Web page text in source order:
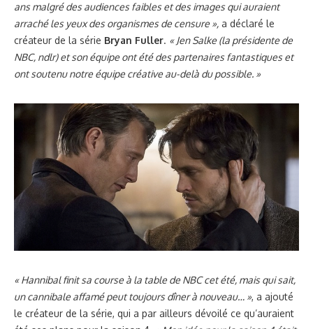
ans malgré des audiences faibles et des images qui auraient
arraché les yeux des organismes de censure », a déclaré le
créateur de la série Bryan Fuller. « Jen Salke (la présidente de
NBC, ndlr) et son équipe ont été des partenaires fantastiques et
ont soutenu notre équipe créative au-delà du possible. »
« Hannibal finit sa course à la table de NBC cet été, mais qui sait,
un cannibale affamé peut toujours dîner à nouveau… », a ajouté
le créateur de la série, qui a par ailleurs dévoilé ce qu’auraient